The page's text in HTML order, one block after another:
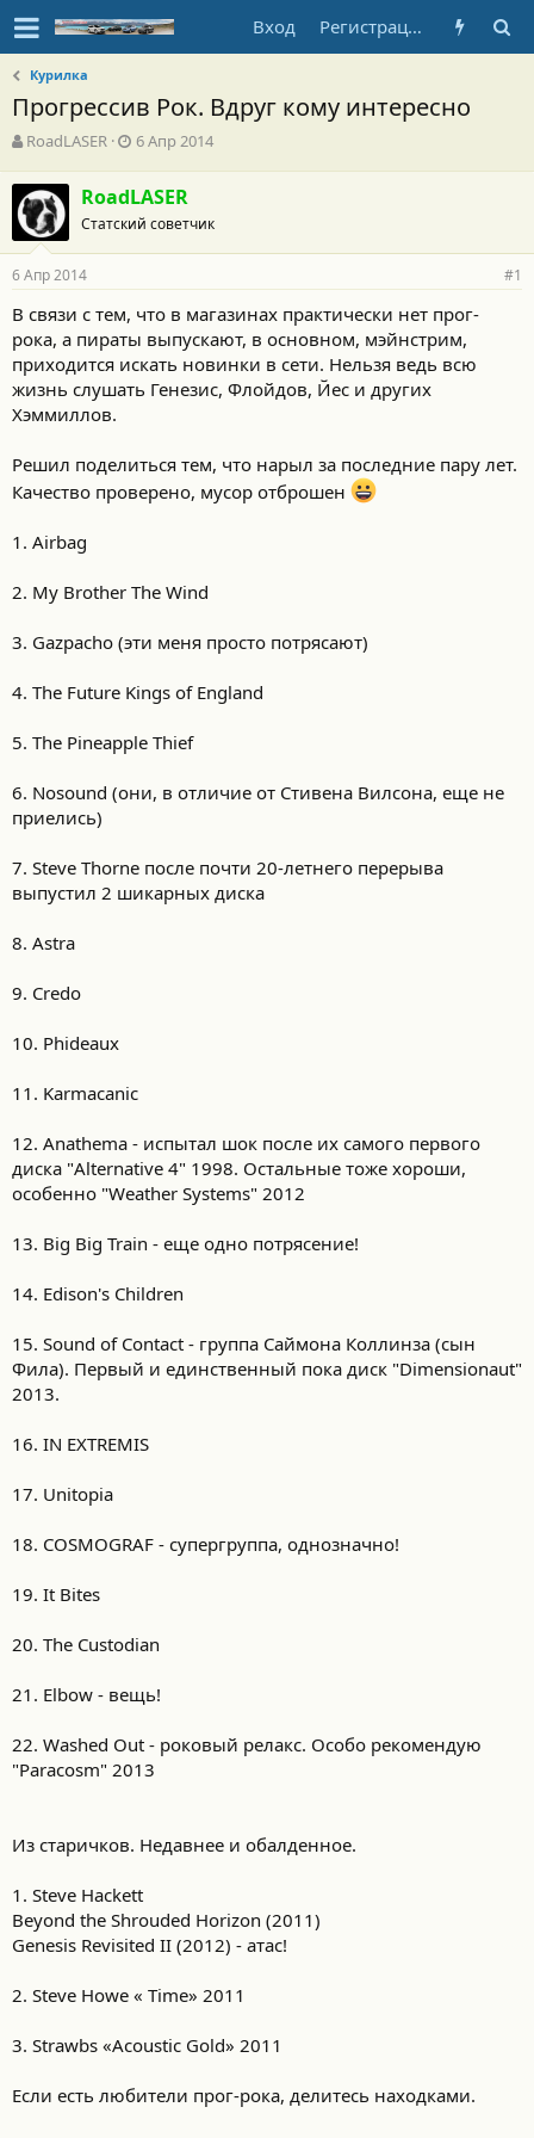
Вход Регистрация
Курилка
Прогрессив Рок. Вдруг кому интересно
А
т
о
р
т
е
м
ы
RoadLASER
Д
а
н
а
л
а
6 Апр 2014
RoadLASER
Статский советчик
6 Апр 2014 #1
В связи с тем, что в магазинах практически нет прог-
рока, а пираты выпускают, в основном, мэйнстрим,
приходится искать новинки в сети. Нельзя ведь всю
жизнь слушать Генезис, Флойдов, Йес и других
Хэммиллов.
Решил поделиться тем, что нарыл за последние пару лет.
Качество проверено, мусор отброшен
1. Airbag
2. My Brother The Wind
3. Gazpacho (эти меня просто потрясают)
4. The Future Kings of England
5. The Pineapple Thief
6. Nosound (они, в отличие от Стивена Вилсона, еще не
приелись)
7. Steve Thorne после почти 20-летнего перерыва
выпустил 2 шикарных диска
8. Astra
9. Credo
10. Phideaux
11. Karmacanic
12. Anathema - испытал шок после их самого первого
диска "Alternative 4" 1998. Остальные тоже хороши,
особенно "Weather Systems" 2012
13. Big Big Train - еще одно потрясение!
14. Edison's Children
15. Sound of Contact - группа Саймона Коллинза (сын
Фила). Первый и единственный пока диск "Dimensionaut"
2013.
16. IN EXTREMIS
17. Unitopia
18. COSMOGRAF - супергруппа, однозначно!
19. It Bites
20. The Custodian
21. Elbow - вещь!
22. Washed Out - роковый релакс. Особо рекомендую
"Paracosm" 2013
Из старичков. Недавнее и обалденное.
1. Steve Hackett
Beyond the Shrouded Horizon (2011)
Genesis Revisited II (2012) - атас!
2. Steve Howe « Time» 2011
3. Strawbs «Acoustic Gold» 2011
Если есть любители прог-рока, делитесь находками.